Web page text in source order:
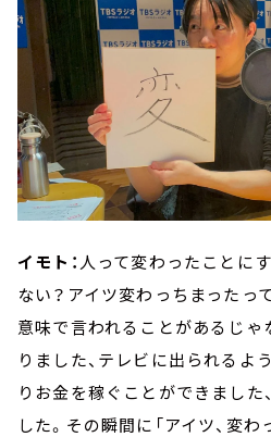
イモト： 人って変わったことに
ない？アイツ変わっちまったっ
意味で言われることがあるじゃ
りました、テレビに出られるよ
りお金を稼ぐことができました
した。その瞬間に「アイツ、変わ